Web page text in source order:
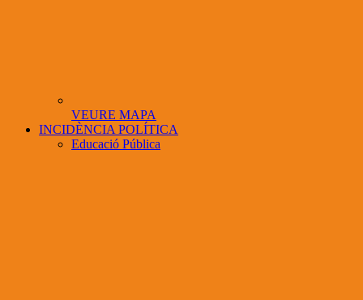
VEURE MAPA
INCIDÈNCIA POLÍTICA
Educació Pública